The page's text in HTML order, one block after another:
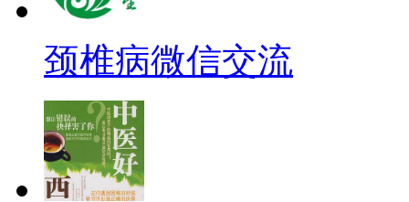
颈椎病微信交流